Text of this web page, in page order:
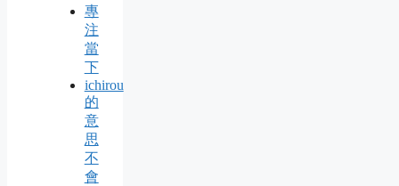
專
注
當
下
ichirou
的
意
思
不
會